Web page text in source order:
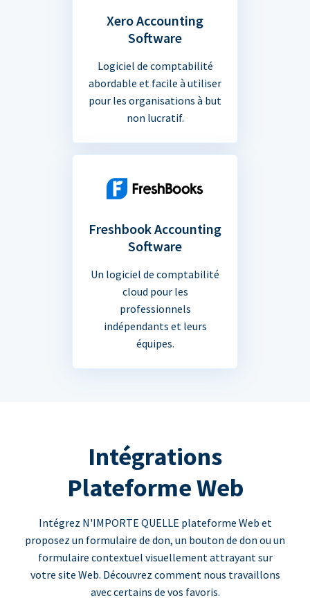
Xero Accounting
Software
Logiciel de comptabilité
abordable et facile à utiliser
pour les organisations à but
non lucratif.
Freshbook Accounting
Software
Un logiciel de comptabilité
cloud pour les
professionnels
indépendants et leurs
équipes.
Intégrations
Plateforme Web
Intégrez N'IMPORTE QUELLE plateforme Web et
proposez un formulaire de don, un bouton de don ou un
formulaire contextuel visuellement attrayant sur
votre site Web. Découvrez comment nous travaillons
avec certains de vos favoris.